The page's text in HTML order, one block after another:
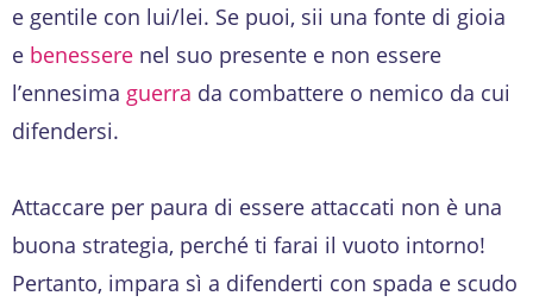
e gentile con lui/lei. Se puoi, sii una fonte di gioia
e benessere nel suo presente e non essere
l’ennesima guerra da combattere o nemico da cui
difendersi.
Attaccare per paura di essere attaccati non è una
buona strategia, perché ti farai il vuoto intorno!
Pertanto, impara sì a difenderti con spada e scudo